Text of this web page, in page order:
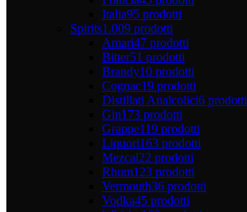
Italia95 prodotti
Spirits1.009 prodotti
Amari47 prodotti
Bitter51 prodotti
Brandy10 prodotti
Cognac19 prodotti
Distillati Analcolici6 prodotti
Gin173 prodotti
Grappe119 prodotti
Liquori163 prodotti
Mezcal22 prodotti
Rhum123 prodotti
Vermouth36 prodotti
Vodka45 prodotti